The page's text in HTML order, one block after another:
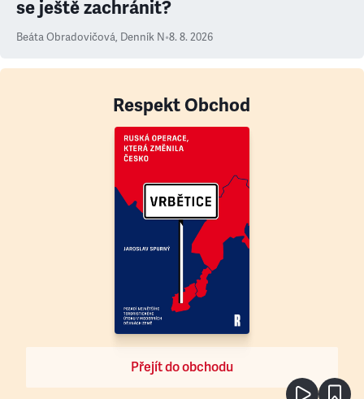
se ještě zachránit?
Beáta Obradovičová, Denník N•8. 8. 2026
Respekt Obchod
Přejít do obchodu